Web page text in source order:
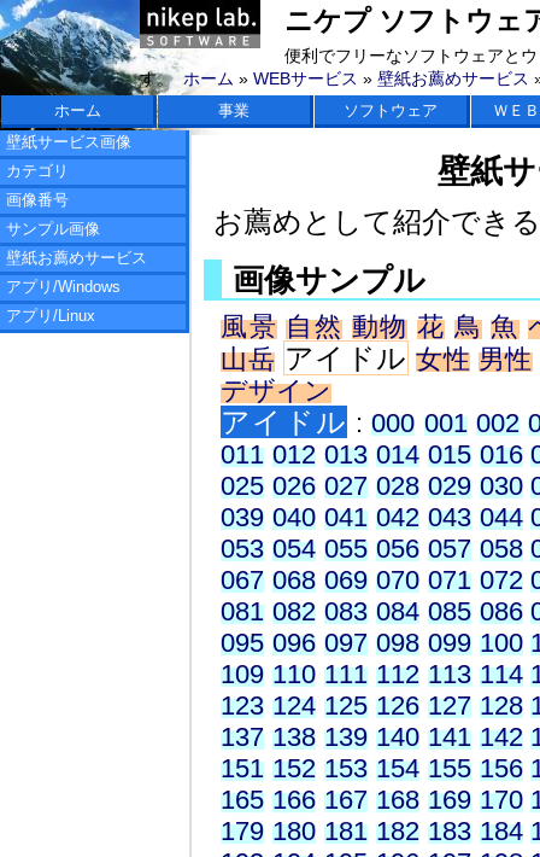
ニケプ ソフトウェ
便利でフリーなソフトウェアと
す。 ホーム »WEBサービス »壁紙お薦めサービス
ホーム 事業 ソフトウェア
ＷＥ
壁紙サービス画像
カテゴリ
画像番号
サンプル画像
壁紙お薦めサービス
アプリ/Windows
アプリ/Linux
壁紙
お薦めとして紹介でき
画像サンプル
風景 自然 動物 花 鳥 魚
山岳 アイドル 女性 男性
デザイン
アイドル :000 001 002
011 012 013 014 015 016
025 026 027 028 029 030
039 040 041 042 043 044
053 054 055 056 057 058
067 068 069 070 071 072
081 082 083 084 085 086
095 096 097 098 099 100
109 110 111 112 113 114
123 124 125 126 127 128
137 138 139 140 141 142
151 152 153 154 155 156
165 166 167 168 169 170
179 180 181 182 183 184